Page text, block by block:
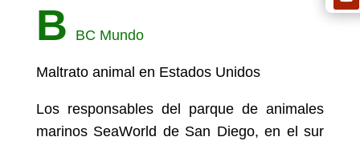
B BC Mundo
Maltrato animal en Estados Unidos
Los responsables del parque de animales
marinos SeaWorld de San Diego, en el sur